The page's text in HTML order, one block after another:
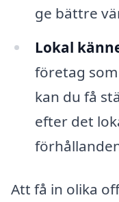
ge bättre
Lokal
företag
kan du få
efter det
Att få in olika